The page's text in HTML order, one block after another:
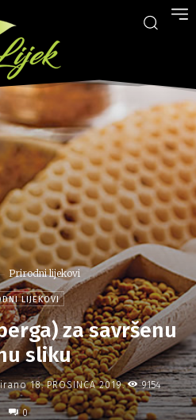
Prirodni lijekovi
LIJEKOVI
za savršenu
sliku
18. PROSINCA 2019. 9154
0